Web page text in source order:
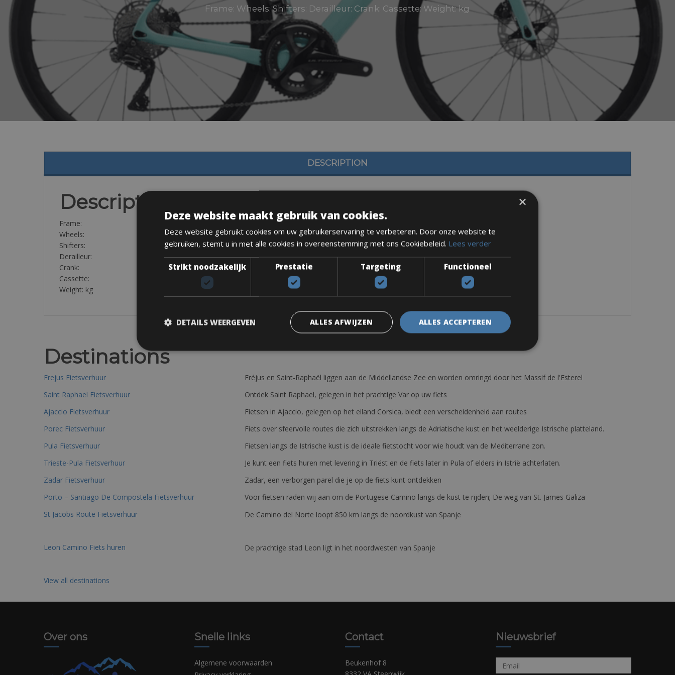
Frame: Wheels: Shifters: Derailleur: Crank: Cassette: Weight: kg
DESCRIPTION
Description
Frame:
Wheels:
Shifters:
Derailleur:
Crank:
Cassette:
Weight: kg
Destinations
Frejus Fietsverhuur
Fréjus en Saint-Raphaël liggen aan de Middellandse Zee en worden omringd door het Massif de l'Esterel
Saint Raphael Fietsverhuur
Ontdek Saint Raphael, gelegen in het prachtige Var op uw fiets
Ajaccio Fietsverhuur
Fietsen in Ajaccio, gelegen op het eiland Corsica, biedt een verscheidenheid aan routes
Porec Fietsverhuur
Fiets over sfeervolle routes die zich uitstrekken langs de Adriatische kust en het weelderige Istrische platteland.
Pula Fietsverhuur
Fietsen langs de Istrische kust is de ideale fietstocht voor wie houdt van de Mediterrane zon.
Trieste-Pula Fietsverhuur
Je kunt een fiets huren met levering in Triëst en de fiets later in Pula of elders in Istrië achterlaten.
Zadar Fietsverhuur
Zadar, een verborgen parel die je op de fiets kunt ontdekken
Porto – Santiago De Compostela Fietsverhuur
Voor fietsen raden wij aan om de Portugese Camino langs de kust te rijden; De weg van St. James Galiza
St Jacobs Route Fietsverhuur
De Camino del Norte loopt 850 km langs de noordkust van Spanje
Leon Camino Fiets huren De prachtige stad Leon ligt in het noordwesten van Spanje
View all destinations
Over ons Snelle links
Algemene voorwaarden
Contact
Beukenhof 8
Nieuwsbrief
×
Deze website maakt gebruik van cookies.
Deze website gebruikt cookies om uw gebruikerservaring te verbeteren. Door onze website te
gebruiken, stemt u in met alle cookies in overeenstemming met ons Cookiebeleid. Lees verder
Strikt noodzakelijk Prestatie Targeting Functioneel
ALLES ACCEPTEREN
ALLES AFWIJZEN
DETAILS WEERGEVEN